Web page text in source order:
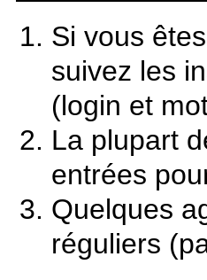
Si vous
suivez les
(login et
La plupart
entrées
Quelques
réguliers